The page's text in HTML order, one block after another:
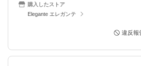
購入したストア
Elegante エレガンテ
違反報